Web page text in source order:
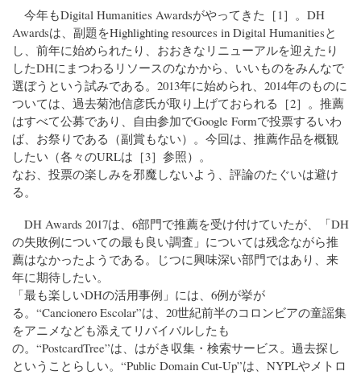
今年もDigital Humanities Awardsがやってきた［1］。DH
Awardsは、副題をHighlighting resources in Digital Humanitiesと
し、前年に始められたり、おおきなリニューアルを迎えたり
したDHにまつわるリソースのなかから、いいものをみんなで
選ぼうという試みである。2013年に始められ、2014年のものに
ついては、過去菊池信彦氏が取り上げておられる［2］。推薦
はすべて公募であり、自由参加でGoogle Formで投票するいわ
ば、お祭りである（副賞もない）。今回は、推薦作品を概観
したい（各々のURLは［3］参照）。
なお、投票の楽しみを邪魔しないよう、評論のたぐいは避け
る。
DH Awards 2017は、6部門で推薦を受け付けていたが、「DH
の失敗例についての最も良い調査」については残念ながら推
薦はなかったようである。じつに興味深い部門ではあり、来
年に期待したい。
「最も楽しいDHの活用事例」には、6例が挙が
る。“Cancionero Escolar”は、20世紀前半のコロンビアの童謡集
をアニメなども添えてリバイバルしたも
の。“PostcardTree”は、はがき収集・検索サービス。過去探し
ということらしい。“Public Domain Cut-Up”は、NYPLやメトロ